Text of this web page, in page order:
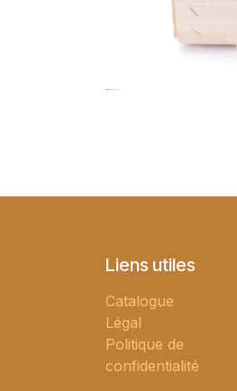
Liens utiles
Catalogue
Légal
Politique de
confidentialité